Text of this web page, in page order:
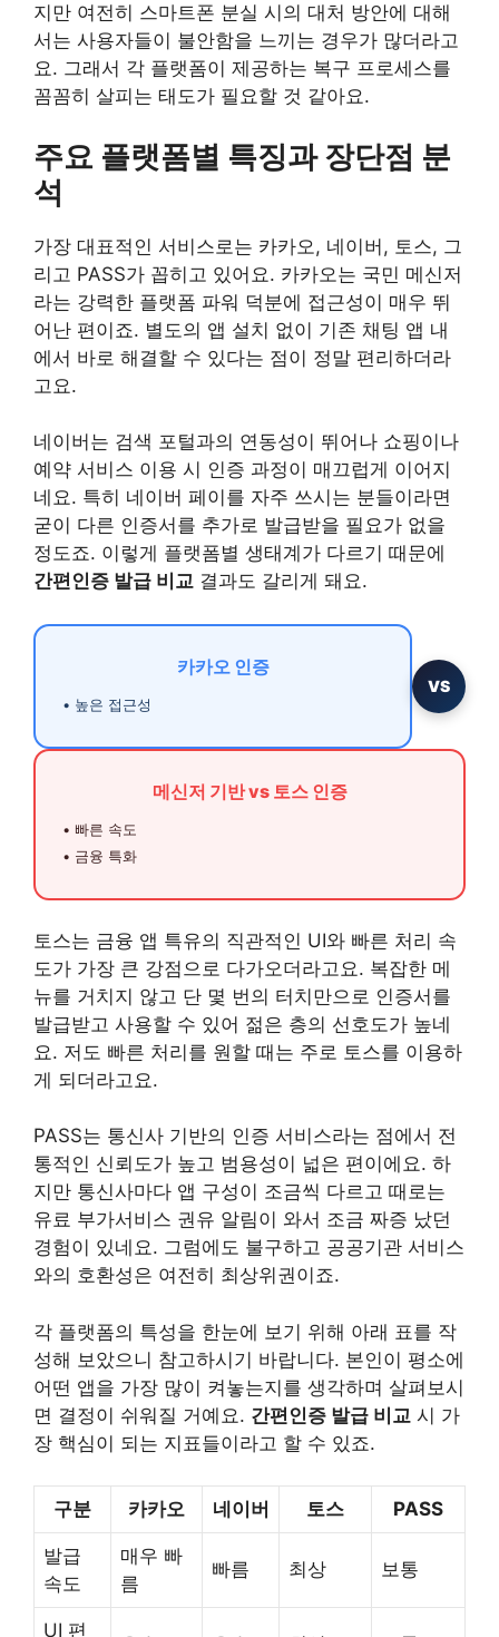
지만 여전히 스마트폰 분실 시의 대처 방안에 대해
서는 사용자들이 불안함을 느끼는 경우가 많더라고
요. 그래서 각 플랫폼이 제공하는 복구 프로세스를
꼼꼼히 살피는 태도가 필요할 것 같아요.
주요 플랫폼별 특징과 장단점 분
석
가장 대표적인 서비스로는 카카오, 네이버, 토스, 그
리고 PASS가 꼽히고 있어요. 카카오는 국민 메신저
라는 강력한 플랫폼 파워 덕분에 접근성이 매우 뛰
어난 편이죠. 별도의 앱 설치 없이 기존 채팅 앱 내
에서 바로 해결할 수 있다는 점이 정말 편리하더라
고요.
네이버는 검색 포털과의 연동성이 뛰어나 쇼핑이나
예약 서비스 이용 시 인증 과정이 매끄럽게 이어지
네요. 특히 네이버 페이를 자주 쓰시는 분들이라면
굳이 다른 인증서를 추가로 발급받을 필요가 없을
정도죠. 이렇게 플랫폼별 생태계가 다르기 때문에
간편인증 발급 비교 결과도 갈리게 돼요.
카카오 인증
• 높은 접근성
VS
메신저 기반 vs 토스 인증
• 빠른 속도
• 금융 특화
토스는 금융 앱 특유의 직관적인 UI와 빠른 처리 속
도가 가장 큰 강점으로 다가오더라고요. 복잡한 메
뉴를 거치지 않고 단 몇 번의 터치만으로 인증서를
발급받고 사용할 수 있어 젊은 층의 선호도가 높네
요. 저도 빠른 처리를 원할 때는 주로 토스를 이용하
게 되더라고요.
PASS는 통신사 기반의 인증 서비스라는 점에서 전
통적인 신뢰도가 높고 범용성이 넓은 편이에요. 하
지만 통신사마다 앱 구성이 조금씩 다르고 때로는
유료 부가서비스 권유 알림이 와서 조금 짜증 났던
경험이 있네요. 그럼에도 불구하고 공공기관 서비스
와의 호환성은 여전히 최상위권이죠.
각 플랫폼의 특성을 한눈에 보기 위해 아래 표를 작
성해 보았으니 참고하시기 바랍니다. 본인이 평소에
어떤 앱을 가장 많이 켜놓는지를 생각하며 살펴보시
면 결정이 쉬워질 거예요. 간편인증 발급 비교 시 가
장 핵심이 되는 지표들이라고 할 수 있죠.
구분 카카오 네이버 토스 PASS
발급
속도
매우 빠
름
빠름 최상 보통
UI 편